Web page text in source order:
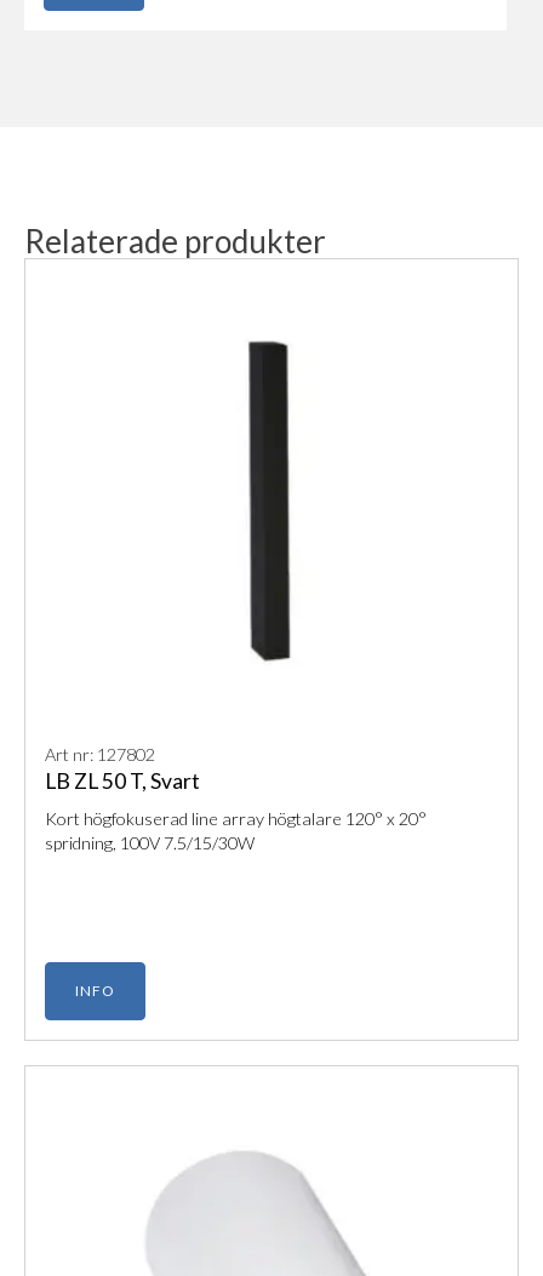
Relaterade produkter
Art nr: 127802
LB ZL 50 T, Svart
Kort högfokuserad line array högtalare 120° x 20°
spridning, 100V 7.5/15/30W
INFO